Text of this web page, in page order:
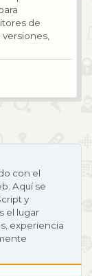
de
con el
Aquí se
y
el lugar
experiencia